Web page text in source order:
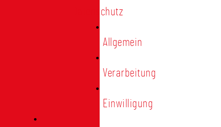
Datenschutz
Allgemein
Verarbeitung
Einwilligung